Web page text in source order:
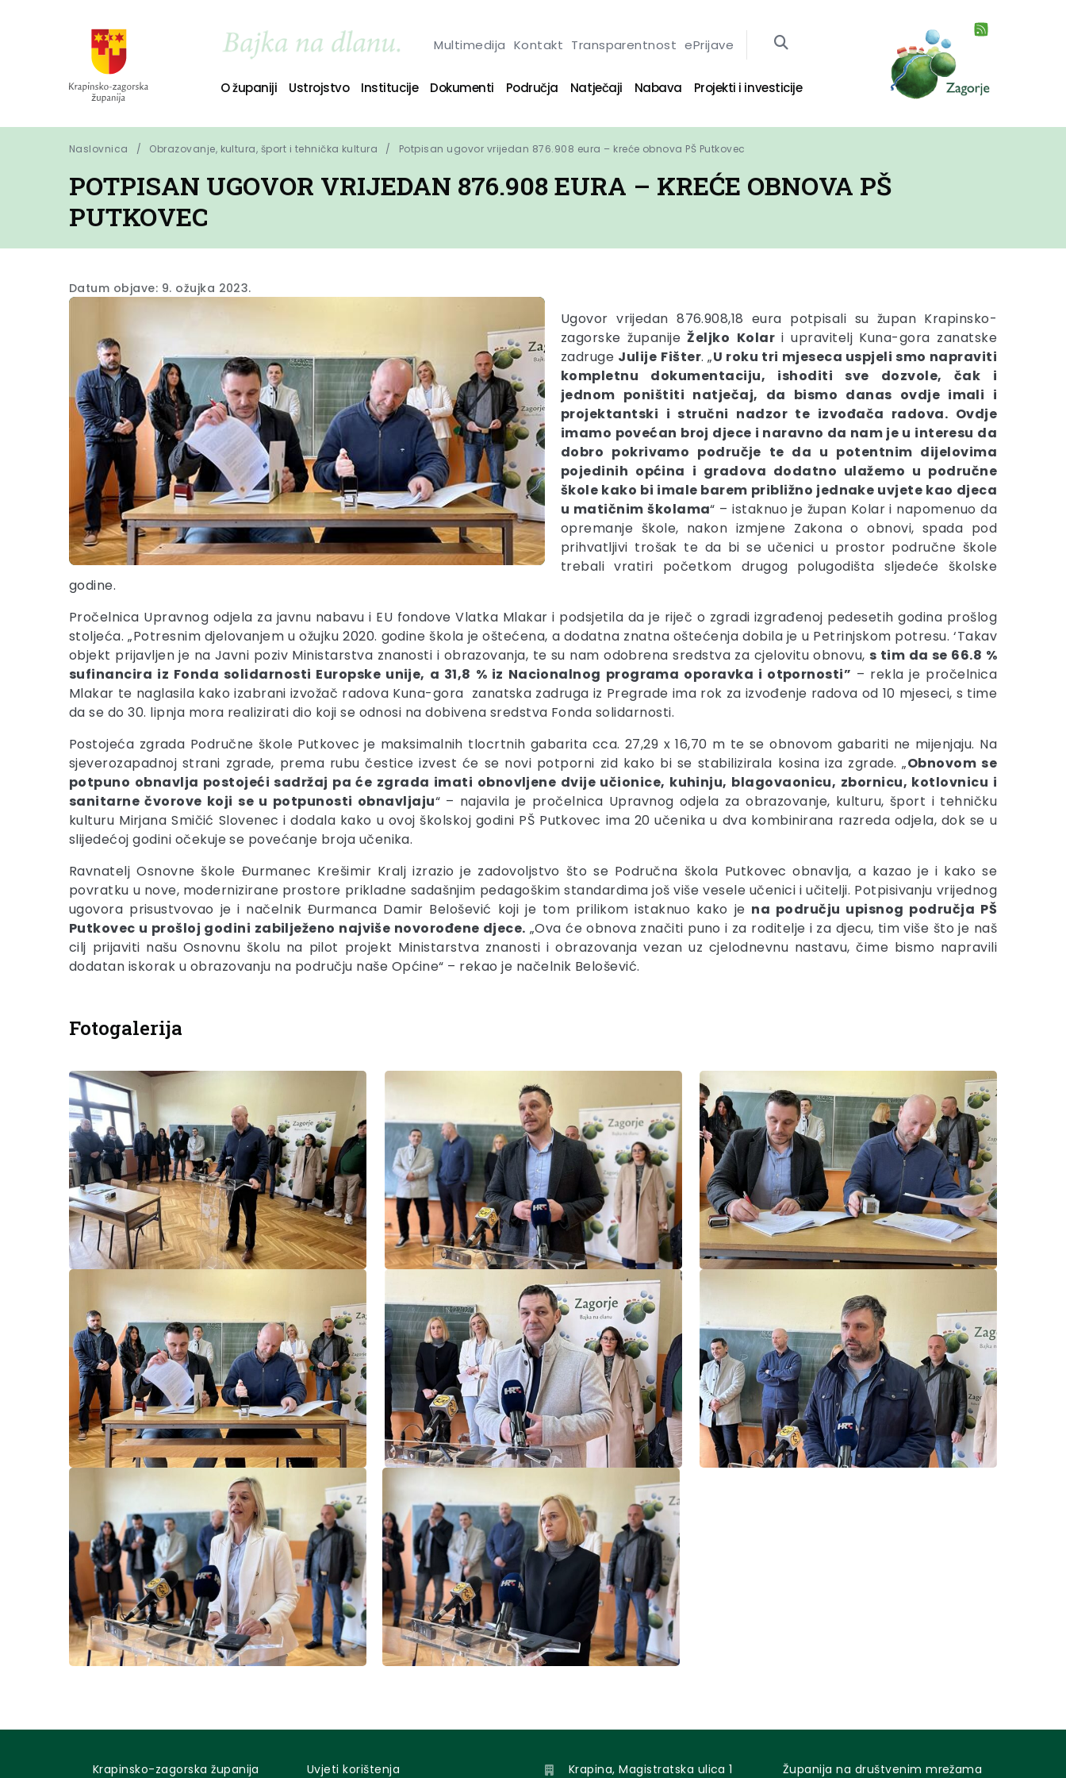
Multimedija Kontakt Transparentnost ePrijave
O županiji Ustrojstvo Institucije Dokumenti Područja Natječaji Nabava Projekti i investicije
Naslovnica Obrazovanje, kultura, šport i tehnička kultura Potpisan ugovor vrijedan 876.908 eura – kreće obnova PŠ Putkovec
POTPISAN UGOVOR VRIJEDAN 876.908 EURA – KREĆE OBNOVA PŠ
PUTKOVEC
Datum objave: 9. ožujka 2023.
Ugovor vrijedan 876.908,18 eura potpisali su župan Krapinsko-
zagorske županijeŽeljko Kolar i upravitelj Kuna-gora zanatske
zadruge Julije Fišter. „U roku tri mjeseca uspjeli smo napraviti
kompletnu dokumentaciju, ishoditi sve dozvole, čak i
jednom poništiti natječaj, da bismo danas ovdje imali i
projektantski i stručni nadzor te izvođača radova. Ovdje
imamo povećan broj djece i naravno da nam je u interesu da
dobro pokrivamo područje te da u potentnim dijelovima
pojedinih općina i gradova dodatno ulažemo u područne
škole kako bi imale barem približno jednake uvjete kao djeca
u matičnim školama“ – istaknuo je župan Kolar i napomenuo da
opremanje škole, nakon izmjene Zakona o obnovi, spada pod
prihvatljivi trošak te da bi se učenici u prostor područne škole
trebali vratiri početkom drugog polugodišta sljedeće školske
godine.
Pročelnica Upravnog odjela za javnu nabavu i EU fondove Vlatka Mlakar i podsjetila da je riječ o zgradi izgrađenoj pedesetih godina prošlog
stoljeća. „Potresnim djelovanjem u ožujku 2020. godine škola je oštećena, a dodatna znatna oštećenja dobila je u Petrinjskom potresu. ‘Takav
objekt prijavljen je na Javni poziv Ministarstva znanosti i obrazovanja, te su nam odobrena sredstva za cjelovitu obnovu, s tim da se 66.8 %
sufinancira iz Fonda solidarnosti Europske unije, a 31,8 % iz Nacionalnog programa oporavka i otpornosti” – rekla je pročelnica
Mlakar te naglasila kako izabrani izvožač radova Kuna-gora zanatska zadruga iz Pregrade ima rok za izvođenje radova od 10 mjeseci, s time
da se do 30. lipnja mora realizirati dio koji se odnosi na dobivena sredstva Fonda solidarnosti.
Postojeća zgrada Područne škole Putkovec je maksimalnih tlocrtnih gabarita cca. 27,29 x 16,70 m te se obnovom gabariti ne mijenjaju. Na
sjeverozapadnoj strani zgrade, prema rubu čestice izvest će se novi potporni zid kako bi se stabilizirala kosina iza zgrade. „Obnovom se
potpuno obnavlja postojeći sadržaj pa će zgrada imati obnovljene dvije učionice, kuhinju, blagovaonicu, zbornicu, kotlovnicu i
sanitarne čvorove koji se u potpunosti obnavljaju“ – najavila je pročelnica Upravnog odjela za obrazovanje, kulturu, šport i tehničku
kulturu Mirjana Smičić Slovenec i dodala kako u ovoj školskoj godini PŠ Putkovec ima 20 učenika u dva kombinirana razreda odjela, dok se u
slijedećoj godini očekuje se povećanje broja učenika.
Ravnatelj Osnovne škole Đurmanec Krešimir Kralj izrazio je zadovoljstvo što se Područna škola Putkovec obnavlja, a kazao je i kako se
povratku u nove, modernizirane prostore prikladne sadašnjim pedagoškim standardima još više vesele učenici i učitelji. Potpisivanju vrijednog
ugovora prisustvovao je i načelnik Đurmanca Damir Belošević koji je tom prilikom istaknuo kako je na području upisnog područja PŠ
Putkovec u prošloj godini zabilježeno najviše novorođene djece. „Ova će obnova značiti puno i za roditelje i za djecu, tim više što je naš
cilj prijaviti našu Osnovnu školu na pilot projekt Ministarstva znanosti i obrazovanja vezan uz cjelodnevnu nastavu, čime bismo napravili
dodatan iskorak u obrazovanju na području naše Općine“ – rekao je načelnik Belošević.
Fotogalerija
Krapinsko-zagorska županija Uvjeti korištenja Krapina, Magistratska ulica 1 Županija na društvenim mrežama